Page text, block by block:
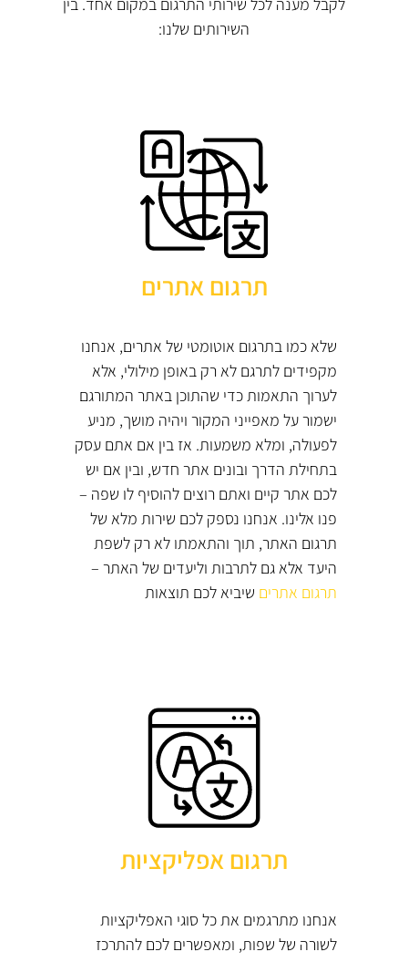
השירותים שלנו:
תרגום אתרים
שלא כמו בתרגום אוטומטי של אתרים, אנחנו
מקפידים לתרגם לא רק באופן מילולי, אלא
לערוך התאמות כדי שהתוכן באתר המתורגם
ישמור על מאפייני המקור ויהיה מושך, מניע
לפעולה, ומלא משמעות. אז בין אם אתם עסק
בתחילת הדרך ובונים אתר חדש, ובין אם יש
לכם אתר קיים ואתם רוצים להוסיף לו שפה –
פנו אלינו. אנחנו נספק לכם שירות מלא של
תרגום האתר, תוך והתאמתו לא רק לשפת
היעד אלא גם לתרבות וליעדים של האתר –
תרגום אתרים שיביא לכם תוצאות
תרגום אפליקציות
אנחנו מתרגמים את כל סוגי האפליקציות
לשורה של שפות, ומאפשרים לכם להתרכז